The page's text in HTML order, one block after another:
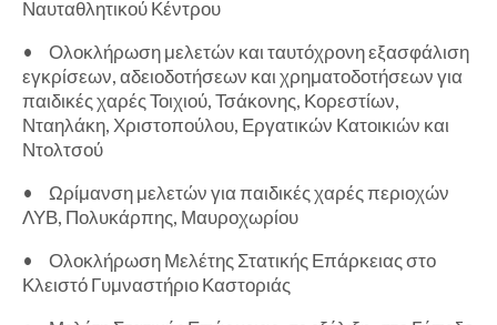
Ναυταθλητικού Κέντρου
•
Ολοκλήρωση μελετών και ταυτόχρονη εξασφάλιση
εγκρίσεων, αδειοδοτήσεων και χρηματοδοτήσεων για
παιδικές χαρές Τοιχιού, Τσάκονης, Κορεστίων,
Νταηλάκη, Χριστοπούλου, Εργατικών Κατοικιών και
Ντολτσού
•
Ωρίμανση μελετών για παιδικές χαρές περιοχών
ΛΥΒ, Πολυκάρπης, Μαυροχωρίου
•
Ολοκλήρωση Μελέτης Στατικής Επάρκειας στο
Κλειστό Γυμναστήριο Καστοριάς